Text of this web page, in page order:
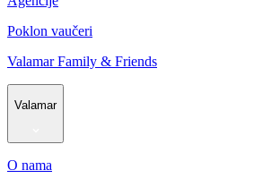
Poklon vaučeri
Valamar Family & Friends
Valamar
O nama